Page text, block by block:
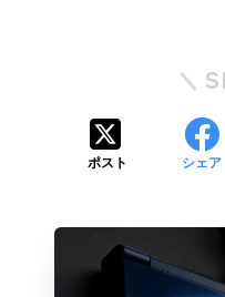
ポスト シェア